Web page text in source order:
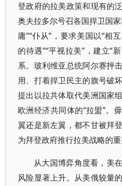
登政府的拉美政策和现有的
奥夫拉多尔号召各国捍卫国
庸”“仆从”，要求美国以“相
的待遇”“平视拉美”，建立“
系。玻利维亚总统阿尔赛抨
用、打着捍卫民主的旗号破
提出以拉共体取代美洲国家
欧洲经济共同体的“拉盟”。
翼还是新左翼，都不甘被拜
为拜登政府推行拉美战略的重
从大国博弈角度看，美
风险显著上升。从美俄较量